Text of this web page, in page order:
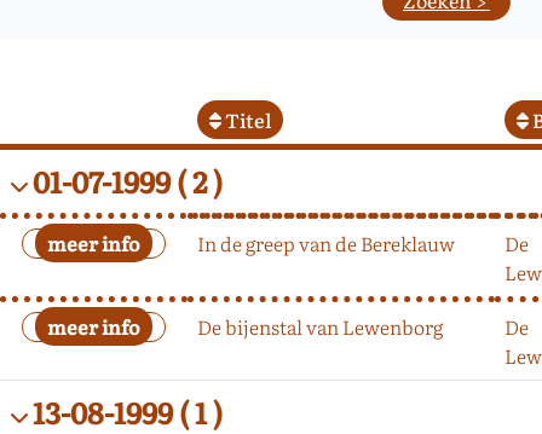
Titel
01-07-1999( 2 )
In de greep van de Bereklauw
De
De bijenstal van Lewenborg
De
13-08-1999( 1 )